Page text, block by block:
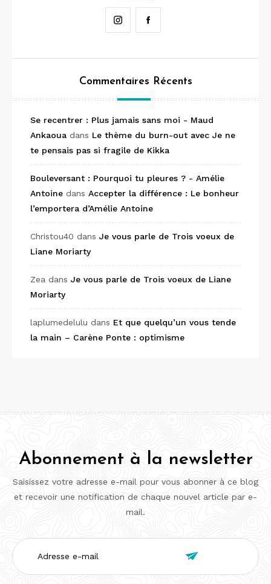
Instagram
Commentaires Récents
Se recentrer : Plus jamais sans moi - Maud
Ankaoua dans Le thème du burn-out avec Je ne
te pensais pas si fragile de Kikka
Bouleversant : Pourquoi tu pleures ? - Amélie
Antoine dans Accepter la différence : Le bonheur
l’emportera d’Amélie Antoine
Christou40 dans Je vous parle de Trois voeux de
Liane Moriarty
Zea dans Je vous parle de Trois voeux de Liane
Moriarty
laplumedelulu dans Et que quelqu’un vous tende
la main – Carène Ponte : optimisme
Abonnement à la newsletter
Saisissez votre adresse e-mail pour vous abonner à ce blog
et recevoir une notification de chaque nouvel article par e-
mail.
Adresse
e-
mail
